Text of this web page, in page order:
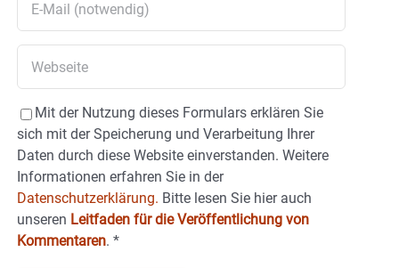
Mit der Nutzung dieses Formulars erklären Sie
sich mit der Speicherung und Verarbeitung Ihrer
Daten durch diese Website einverstanden. Weitere
Informationen erfahren Sie in der
Datenschutzerklärung. Bitte lesen Sie hier auch
unseren Leitfaden für die Veröffentlichung von
Kommentaren. *